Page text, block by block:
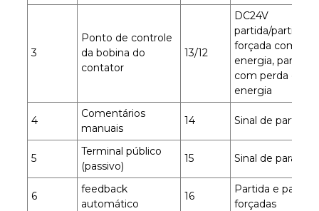
3
Ponto de controle
da bobina do
contator
13/12
DC24V
partida/partida
forçada com
energia, parada
com perda de
energia
4
Comentários
manuais
14 Sinal de partida/
5
Terminal público
(passivo)
15 Sinal de parada/
6
feedback
automático
16
Partida e parada
forçadas